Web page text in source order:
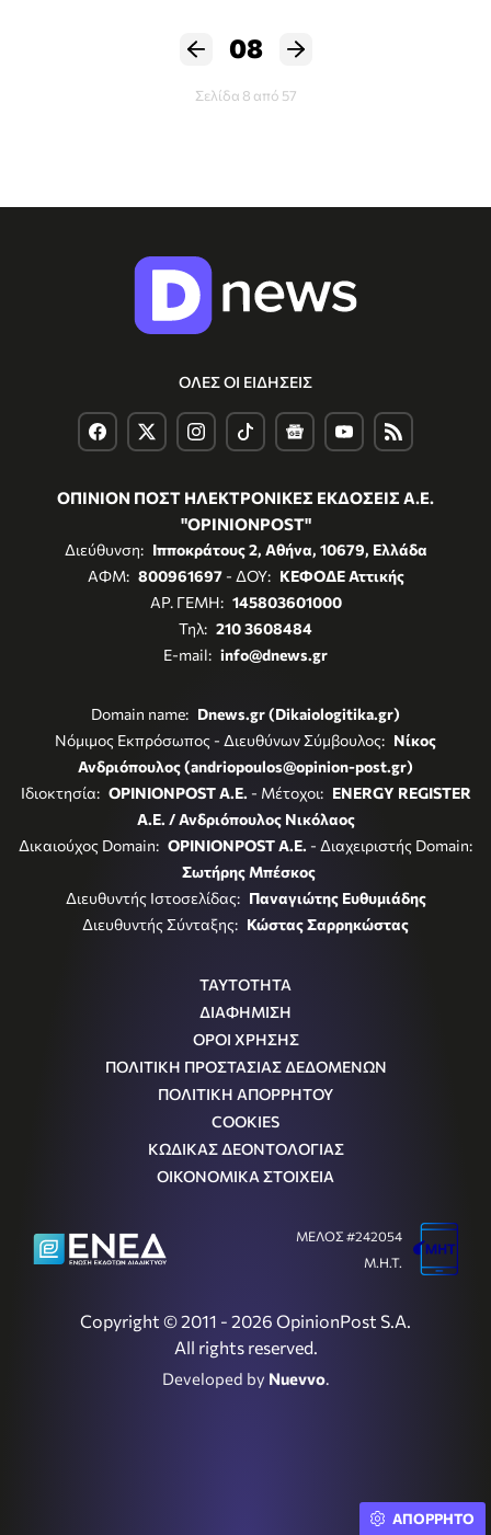
08
Σελίδα 8 από 57
ΟΛΕΣ ΟΙ ΕΙΔΗΣΕΙΣ
ΟΠΙΝΙΟΝ ΠΟΣΤ ΗΛΕΚΤΡΟΝΙΚΕΣ ΕΚΔΟΣΕΙΣ Α.Ε.
"OPINIONPOST"
Διεύθυνση: Ιπποκράτους 2, Αθήνα, 10679, Ελλάδα
ΑΦΜ: 800961697- ΔΟΥ: ΚΕΦΟΔΕ Αττικής
ΑΡ. ΓΕΜΗ: 145803601000
Τηλ: 210 3608484
E-mail: info@dnews.gr
Domain name: Dnews.gr (Dikaiologitika.gr)
Νόμιμος Εκπρόσωπος - Διευθύνων Σύμβουλος: Νίκος
Ανδριόπουλος (andriopoulos@opinion-post.gr)
Ιδιοκτησία: OPINIONPOST A.E. - Μέτοχοι: ENERGY REGISTER
Α.Ε. / Ανδριόπουλος Νικόλαος
Δικαιούχος Domain: OPINIONPOST A.E. - Διαχειριστής Domain:
Σωτήρης Μπέσκος
Διευθυντής Ιστοσελίδας: Παναγιώτης Ευθυμιάδης
Διευθυντής Σύνταξης: Κώστας Σαρρηκώστας
ΤΑΥΤΟΤΗΤΑ
ΔΙΑΦΗΜΙΣΗ
ΟΡΟΙ ΧΡΗΣΗΣ
ΠΟΛΙΤΙΚΗ ΠΡΟΣΤΑΣΙΑΣ ΔΕΔΟΜΕΝΩΝ
ΠΟΛΙΤΙΚΗ ΑΠΟΡΡΗΤΟΥ
COOKIES
ΚΩΔΙΚΑΣ ΔΕΟΝΤΟΛΟΓΙΑΣ
ΟΙΚΟΝΟΜΙΚΑ ΣΤΟΙΧΕΙΑ
Copyright © 2011 - 2026 OpinionPost S.A.
All rights reserved.
Developed by Nuevvo.
ΜΕΛΟΣ #242054
Μ.Η.Τ.
ΑΠΟΡΡΗΤΟ